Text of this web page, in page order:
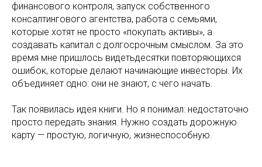
финансового контроля, запуск собственного
консалтингового агентства, работа с семьями,
которые хотят не просто «покупать активы», а
создавать капитал с долгосрочным смыслом. За это
время мне пришлось видетьдесятки повторяющихся
ошибок, которые делают начинающие инвесторы. Их
объединяет одно: они не знают, с чего начать.
Так появилась идея книги. Но я понимал: недостаточно
просто передать знания. Нужно создать дорожную
карту — простую, логичную, жизнеспособную.